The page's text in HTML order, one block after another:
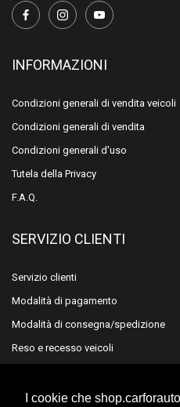
I cookie che
INFORMAZIONI
Condizioni generali di vendita veicoli
Condizioni generali di vendita
Condizioni generali d'uso
Tutela della Privacy
F.A.Q.
SERVIZIO CLIENTI
Servizio clienti
Modalità di pagamento
Modalità di consegna/spedizione
Reso e recesso veicoli